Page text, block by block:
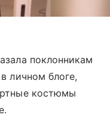
поклонникам
личном блоге,
костюмы